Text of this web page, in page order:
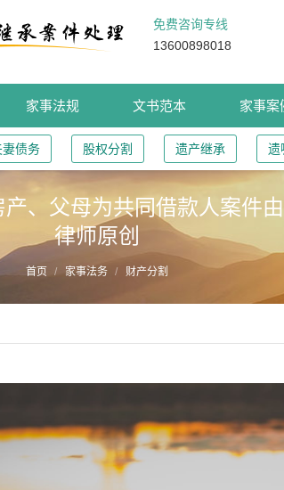
免费咨询专线
13600898018
家事法规 文书范本 家事案
妻债务 股权分割 遗产继承 遗
、父母为共同借款人案件
律师原创
首页 家事法务 财产分割